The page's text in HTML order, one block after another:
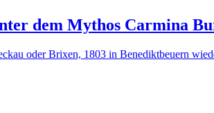
dem Mythos Carmina
oder Brixen, 1803 in Benediktbeuern